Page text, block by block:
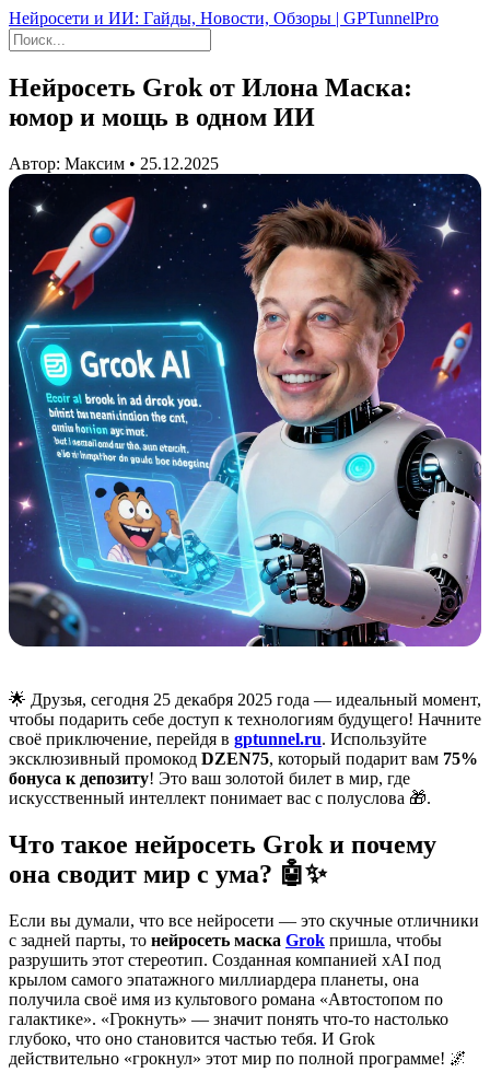
Нейросети и ИИ: Гайды, Новости, Обзоры | GPTunnelPro
Нейросеть Grok от Илона Маска:
юмор и мощь в одном ИИ
Автор: Максим • 25.12.2025
🌟 Друзья, сегодня 25 декабря 2025 года — идеальный момент,
чтобы подарить себе доступ к технологиям будущего! Начните
своё приключение, перейдя в gptunnel.ru. Используйте
эксклюзивный промокод DZEN75, который подарит вам 75%
бонуса к депозиту! Это ваш золотой билет в мир, где
искусственный интеллект понимает вас с полуслова 🎁.
Что такое нейросеть Grok и почему
она сводит мир с ума? 🤖✨
Если вы думали, что все нейросети — это скучные отличники
с задней парты, то нейросеть маска Grok пришла, чтобы
разрушить этот стереотип. Созданная компанией xAI под
крылом самого эпатажного миллиардера планеты, она
получила своё имя из культового романа «Автостопом по
галактике». «Грокнуть» — значит понять что-то настолько
глубоко, что оно становится частью тебя. И Grok
действительно «грокнул» этот мир по полной программе! 🌌